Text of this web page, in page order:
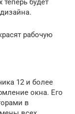
будет
рабочую
12 и более
окна. Его
в